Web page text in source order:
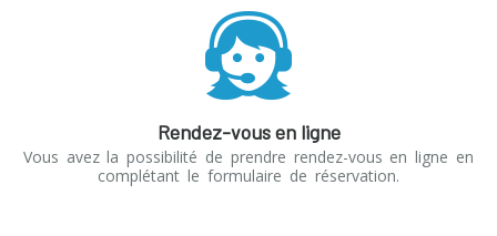
Rendez-vous en ligne
Vous avez la possibilité de prendre rendez-vous en ligne en
complétant le formulaire de réservation.